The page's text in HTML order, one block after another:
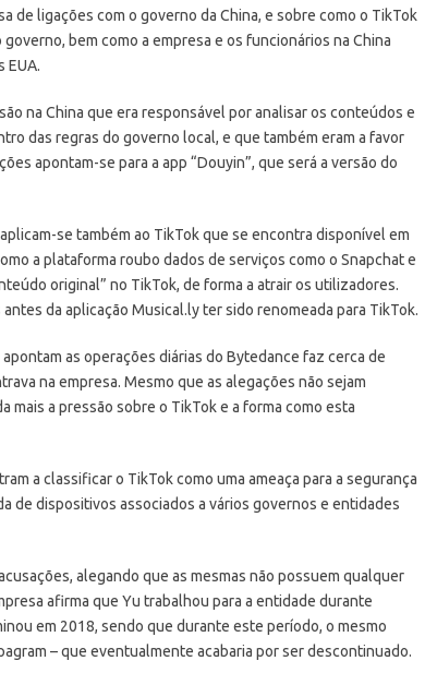
de ligações com o governo da China, e sobre como o TikTok
bem como a empresa e os funcionários na China
EUA.
na China que era responsável por analisar os conteúdos e
das regras do governo local, e que também eram a favor
apontam-se para a app “Douyin”, que será a versão do
se também ao TikTok que se encontra disponível em
a plataforma roubo dados de serviços como o Snapchat e
original” no TikTok, de forma a atrair os utilizadores.
da aplicação Musical.ly ter sido renomeada para TikTok.
as operações diárias do Bytedance faz cerca de
na empresa. Mesmo que as alegações não sejam
mais a pressão sobre o TikTok e a forma como esta
a classificar o TikTok como uma ameaça para a segurança
de dispositivos associados a vários governos e entidades
alegando que as mesmas não possuem qualquer
afirma que Yu trabalhou para a entidade durante
em 2018, sendo que durante este período, o mesmo
– que eventualmente acabaria por ser descontinuado.